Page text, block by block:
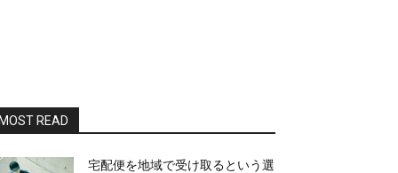
READ
宅配便を地域で受け取るという選